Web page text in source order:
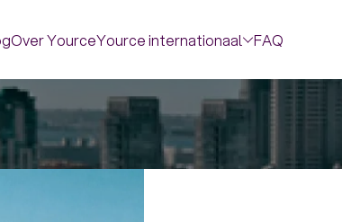
Over YourceYource internationaal FAQ